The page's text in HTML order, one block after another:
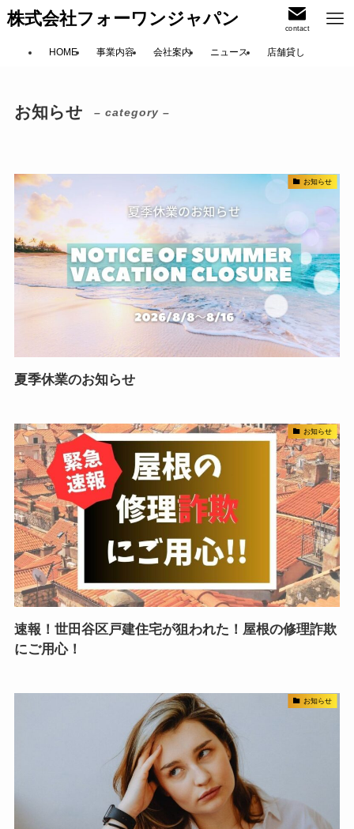
株式会社フォーワンジャパン contact
HOME 事業内容 会社案内 ニュース 店舗貸し
お知らせ – category –
お知らせ
夏季休業のお知らせ
お知らせ
速報！世田谷区戸建住宅が狙われた！屋根の修理詐欺
にご用心！
お知らせ